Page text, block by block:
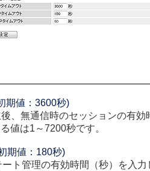
期値：3600秒)
、無通信時のセッションの有効
値は1～7200秒です。
期値：180秒)
ト管理の有効時間（秒）を入力